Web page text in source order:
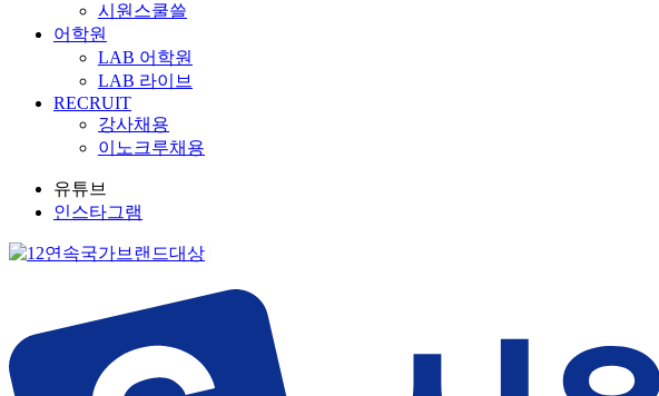
시원스쿨쓸
어학원
LAB 어학원
LAB 라이브
RECRUIT
강사채용
이노크루채용
유튜브
인스타그램